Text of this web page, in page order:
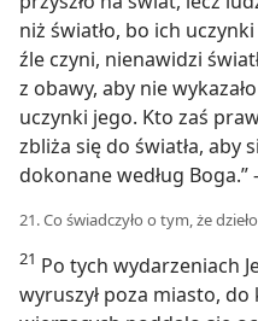
niż światło, bo ich
źle czyni, nienawidzi
z obawy, aby nie
uczynki jego. Kto zaś
zbliża się do światła, aby
dokonane według
21. Co świadczyło o tym, że
21 Po tych wydarzeniach
wyruszył poza miasto,